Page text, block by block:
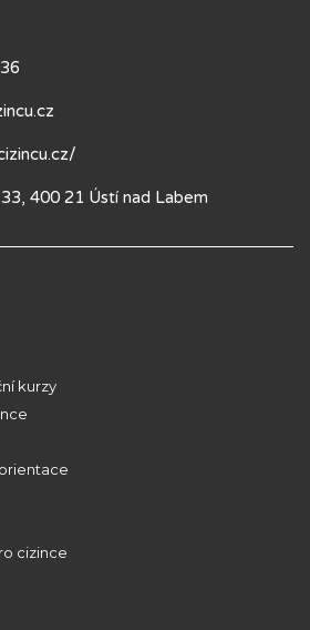
400 21 Ústí nad Labem
kurzy
cizince